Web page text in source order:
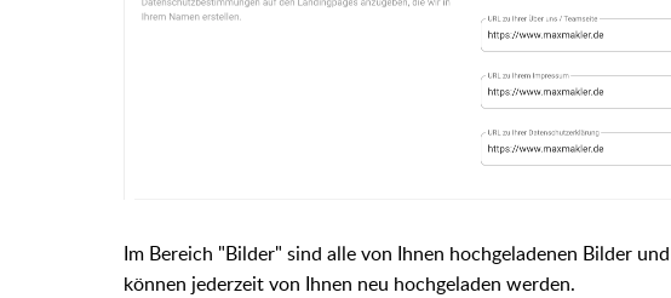
Im Bereich "Bilder" sind alle von Ihnen hochgeladenen Bilder
können jederzeit von Ihnen neu hochgeladen werden.